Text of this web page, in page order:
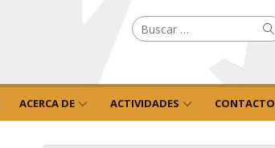
Buscar
por:
ACERCA DE ACTIVIDADES CONTACTO